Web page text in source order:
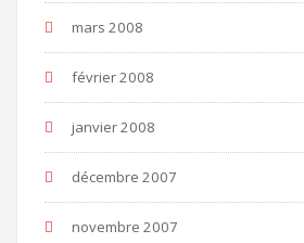
mars 2008
février 2008
janvier 2008
décembre 2007
novembre 2007